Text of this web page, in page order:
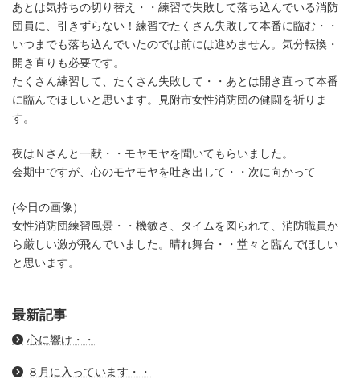
あとは気持ちの切り替え・・練習で失敗して落ち込んでいる消防
団員に、引きずらない！練習でたくさん失敗して本番に臨む・・
いつまでも落ち込んでいたのでは前には進めません。気分転換・
開き直りも必要です。
たくさん練習して、たくさん失敗して・・あとは開き直って本番
に臨んでほしいと思います。見附市女性消防団の健闘を祈りま
す。
夜はＮさんと一献・・モヤモヤを聞いてもらいました。
会期中ですが、心のモヤモヤを吐き出して・・次に向かって
(今日の画像）
女性消防団練習風景・・機敏さ、タイムを図られて、消防職員か
ら厳しい激が飛んでいました。晴れ舞台・・堂々と臨んでほしい
と思います。
最新記事
心に響け・・
８月に入っています・・